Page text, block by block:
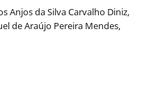
Anjos da Silva Carvalho Diniz,
de Araújo Pereira Mendes,